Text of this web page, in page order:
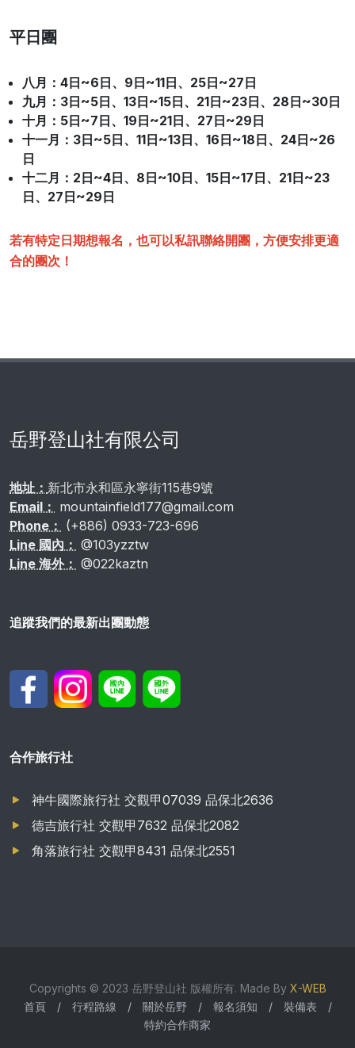
平日團
八月：4日~6日、9日~11日、25日~27日
九月：3日~5日、13日~15日、21日~23日、28日~30日
十月 ：5日~7日、19日~21日、27日~29日
十一月 ：3日~5日、11日~13日、16日~18日、24日~26
日
十二月 ：2日~4日、8日~10日、15日~17日、21日~23
日、27日~29日
若有特定日期想報名，也可以私訊聯絡開團，方便安排更適
合的團次！
岳野登山社有限公司
地址： 新北市永和區永寧街115巷9號
Email： mountainfield177@gmail.com
Phone： (+886) 0933-723-696
Line 國內： @103yzztw
Line 海外： @022kaztn
追蹤我們的最新出團動態
合作旅行社
神牛國際旅行社 交觀甲07039 品保北2636
德吉旅行社 交觀甲7632 品保北2082
角落旅行社 交觀甲8431 品保北2551
Copyrights © 2023 岳野登山社 版權所有. Made By X-WEB
首頁
/ 行程路線 / 關於岳野 / 報名須知 / 裝備表
/
特約合作商家